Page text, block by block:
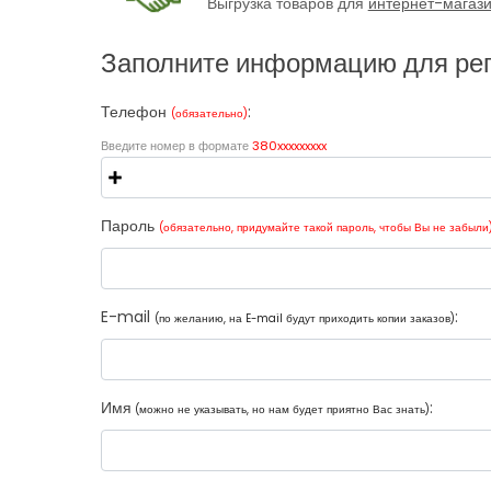
Заполните информацию для
Телефон (обязательно):
Введите номер в формате380xxxxxxxxx
Пароль (обязательно, придумайте такой пароль, чтобы Вы не забыли)
E-mail (по желанию, на E-mail будут приходить копии заказов):
Имя (можно не указывать, но нам будет приятно Вас знать):